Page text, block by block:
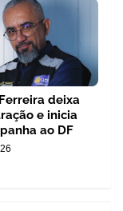
deixa
e inicia
ao DF